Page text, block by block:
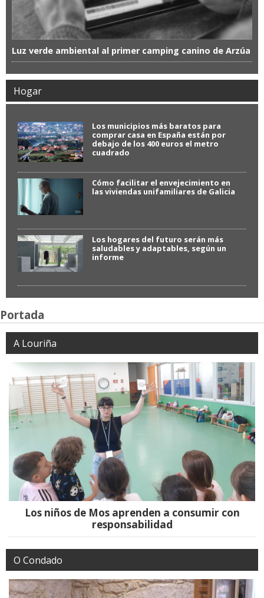
Luz verde ambiental al primer camping canino de Arzúa
Hogar
Los municipios más baratos para
comprar casa en España están por
debajo de los 400 euros el metro
cuadrado
Cómo facilitar el envejecimiento en
las viviendas unifamiliares de Galicia
Los hogares del futuro serán más
saludables y adaptables, según un
informe
Portada
A Louriña
Los niños de Mos aprenden a consumir con
responsabilidad
O Condado